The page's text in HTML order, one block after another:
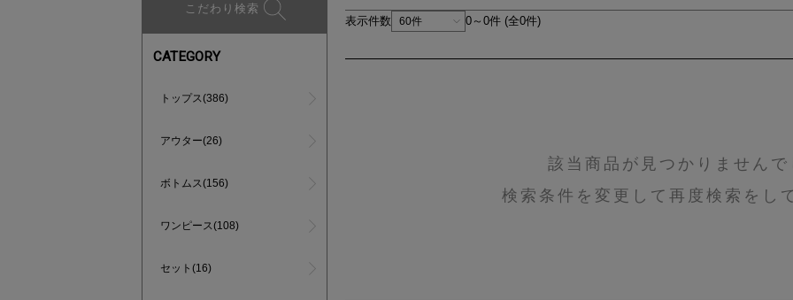
こだわり検索
CATEGORY
トップス(386)
アウター(26)
ボトムス(156)
ワンピース(108)
セット(16)
表示件数 0～0件 (全0件)
該当商品が見つかりませんで
検索条件を変更して再度検索をし